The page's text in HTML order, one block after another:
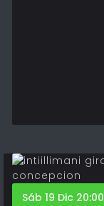
Sáb 19 Dic 20:00